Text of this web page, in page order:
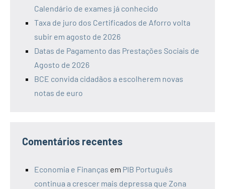
Calendário de exames já conhecido
Taxa de juro dos Certificados de Aforro volta
subir em agosto de 2026
Datas de Pagamento das Prestações Sociais de
Agosto de 2026
BCE convida cidadãos a escolherem novas
notas de euro
Comentários recentes
Economia e Finanças em PIB Português
continua a crescer mais depressa que Zona